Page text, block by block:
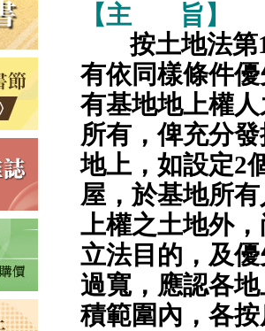
【主
旨】
按土地法第
有依同樣條件
有基地地上權
所有，俾充分
地上，如設定2
屋，於基地所
上權之土地外
立法目的，及
過寬，應認各
積範圍內，各